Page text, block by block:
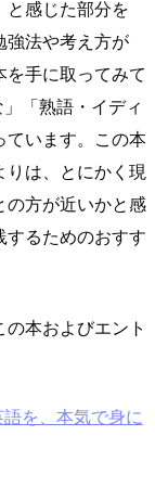
感じた部分を
強法や考え方が
手に取ってみて
「熟語・イディ
ています。この本
りは、とにかく現
の方が近いかと感
するためのおすす
本およびエント
を、本気で身に